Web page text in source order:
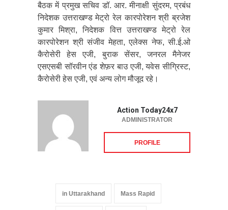
बैठक में प्रमुख सचिव डॉ. आर. मीनाक्षी सुंदरम, प्रबंध
निदेशक उत्तराखण्ड मेट्रो रेल कारपोरेशन श्री ब्रजेश
कुमार मिश्रा, निदेशक वित्त उत्तराखण्ड मेट्रो रेल
कारपोरेशन श्री संजीव मेहता, एलेक्स नेफ, सी.ई.ओ
कैरोसेरी हेस एजी, बुराक सेंसर, जनरल मैनेजर
एसएसबी सॉरवीन एंड शेफ़र बाउ एजी, यवेस सीग्रिस्ट,
कैरोसेरी हेस एजी, एवं अन्य लोग मौजूद रहे।
Action Today24x7
ADMINISTRATOR
PROFILE
in Uttarakhand Mass Rapid